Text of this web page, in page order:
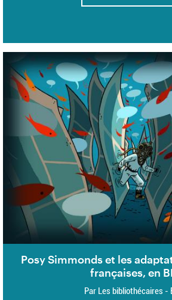
Posy Simmonds et les
françaises, en
Par Les bibliothécaires -